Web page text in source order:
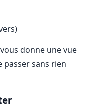
donne une vue
passer sans rien